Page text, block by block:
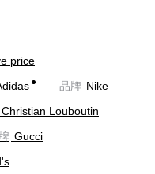
price
品牌 Nike
Christian Louboutin
Gucci